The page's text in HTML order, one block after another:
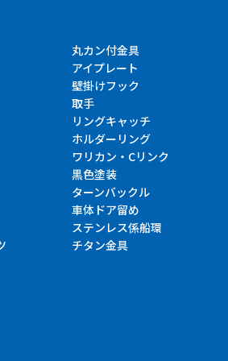
丸カン付金具
アイプレート
壁掛けフック
取手
リングキャッチ
ホルダーリング
ワリカン・Cリンク
黒色塗装
ターンバックル
車体ドア留め
ステンレス係船環
チタン金具